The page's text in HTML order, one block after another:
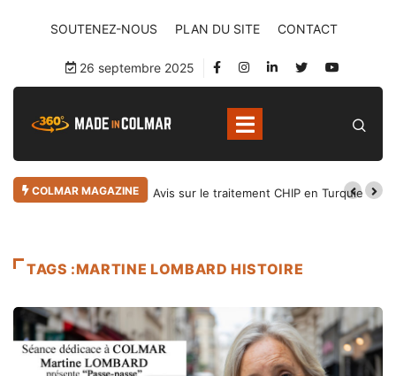
SOUTENEZ-NOUS PLAN DU SITE CONTACT
26 septembre 2025
COLMAR MAGAZINE Avis sur le traitement CHIP en Turquie
TAGS :MARTINE LOMBARD HISTOIRE